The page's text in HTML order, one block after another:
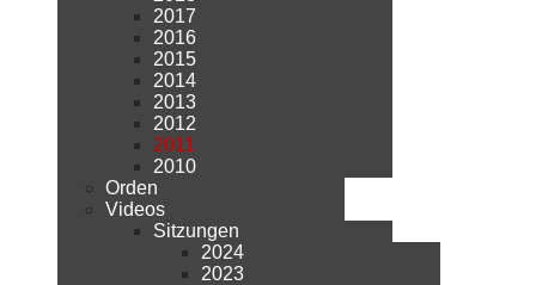
2017
2016
2015
2014
2013
2012
2011
2010
Orden
Videos
Sitzungen
2024
2023